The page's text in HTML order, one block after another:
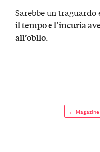
Sarebbe un traguardo
il tempo e l’incuria
all’oblio.
← Magazine